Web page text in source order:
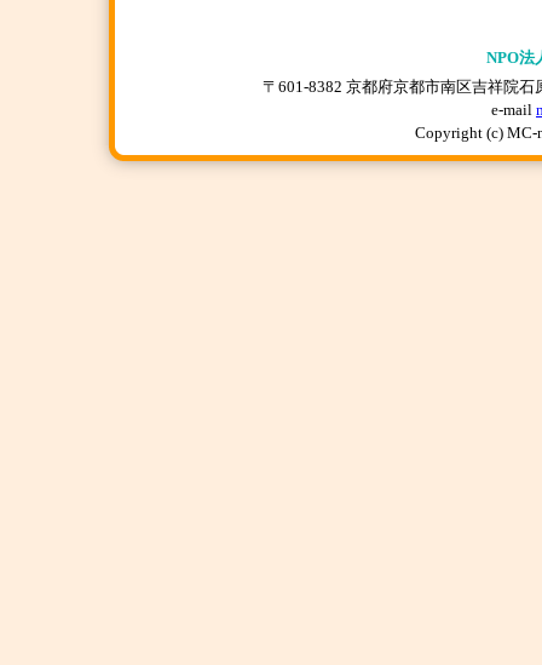
NPO法
〒601-8382 京都府京都市南区吉祥院石
e-mail
Copyright (c) MC-